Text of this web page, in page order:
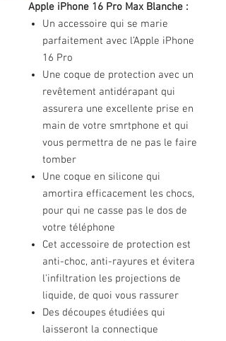
Apple iPhone 16 Pro Max Blanche :
Un accessoire qui se marie
parfaitement avec l’Apple iPhone
16 Pro
Une coque de protection avec un
revêtement antidérapant qui
assurera une excellente prise en
main de votre smrtphone et qui
vous permettra de ne pas le faire
tomber
Une coque en silicone qui
amortira efficacement les chocs,
pour qui ne casse pas le dos de
votre téléphone
Cet accessoire de protection est
anti-choc, anti-rayures et évitera
l'infiltration les projections de
liquide, de quoi vous rassurer
Des découpes étudiées qui
laisseront la connectique